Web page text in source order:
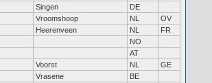
Singen
DE
Vroomshoop NL
OV
Heerenveen NL
FR
NO
AT
Voorst NL
GE
Vrasene
BE